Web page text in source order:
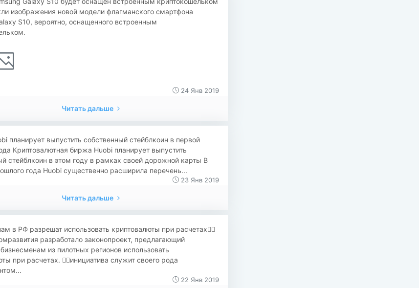
изображения новой модели флагманского смартфона
S10, вероятно, оснащенного встроенным
24 Янв 2019
Читать дальше
планирует выпустить собственный стейблкоин в первой
Криптовалютная биржа Huobi планирует выпустить
стейблкоин в этом году в рамках своей дорожной карты В
года Huobi существенно расширила перечень...
23 Янв 2019
Читать дальше
в РФ разрешат использовать криптовалюты при расчетах👌🏻
разработало законопроект, предлагающий
из пилотных регионов использовать
при расчетах. 👉🏻инициатива служит своего рода
22 Янв 2019